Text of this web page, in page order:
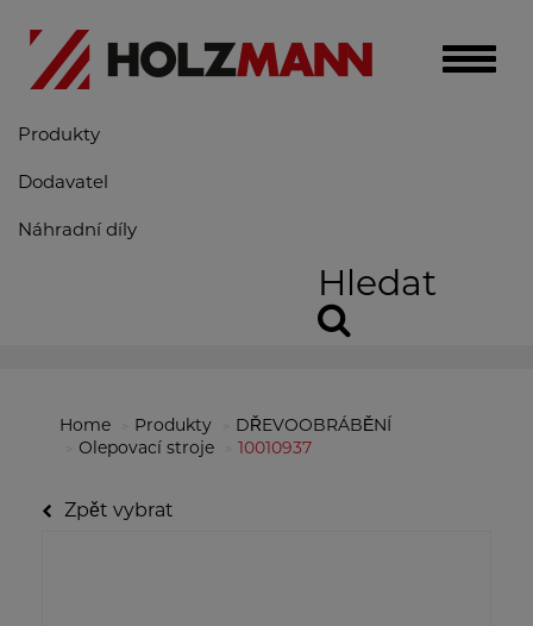
Toggle
Produkty
Dodavatel
Náhradní díly
Hledat
Home Produkty
DŘEVOOBRÁBĚNÍ
Olepovací stroje
10010937
Zpět vybrat